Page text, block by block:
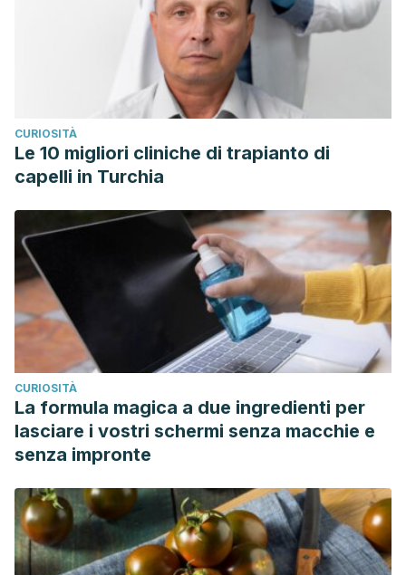
www.ncbi.nlm.nih.gov/pubmed/20022464
Sharma S. P, Chung H. G, et al. Paradoxical effects of fruit
Nutrients. Octubre 2016. 8 (10): 633.
Thornton S. Increased hydration can be associated with
Frontiers in Nutrition. Junio 2016. 3: 18.
CURIOSITÀ
Le 10 migliori cliniche di trapianto di
capelli in Turchia
CURIOSITÀ
La formula magica a due ingredienti per
lasciare i vostri schermi senza macchie e
senza impronte